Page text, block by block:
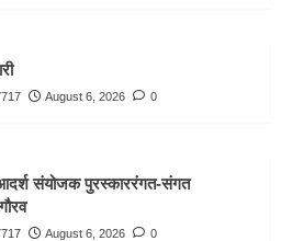
August 6, 2026 0
आदर्श संयोजक पुरस्काररंगत-संगत
August 6, 2026 0